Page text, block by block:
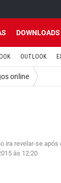
DOWNLOADS
OUTLOOK
online
ira revelar-se
às 12:20